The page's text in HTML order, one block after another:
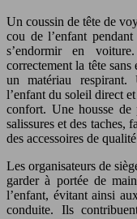
Un coussin de tête de
cou de l’enfant
s’endormir en
correctement la tête
un matériau respirant.
l’enfant du soleil direct
confort. Une housse de
salissures et des taches,
des accessoires de
Les organisateurs de
garder à portée de
l’enfant, évitant ainsi
conduite. Ils